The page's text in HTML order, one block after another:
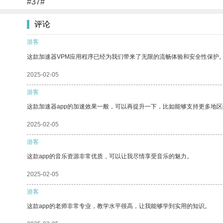
#37#
评论
游客
这款加速器VPM应用程序已经为我们带来了无限的流畅体验和安全性保护。
2025-02-05
游客
这款加速器app的加速效果一般，可以再提升一下，比如能够支持更多地区
2025-02-05
游客
这款app的音乐资源非常优质，可以让我尽情享受音乐的魅力。
2025-02-05
游客
这款app的老师非常专业，教学水平很高，让我能够学到实用的知识。